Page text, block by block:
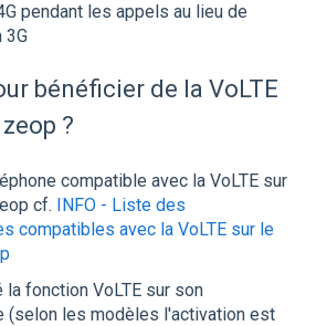
pendant les appels au lieu de
3G
bénéficier de la VoLTE
?
compatible avec la VoLTE sur
cf. INFO - Liste des
compatibles avec la VoLTE sur le
la fonction VoLTE sur son
(selon les modèles l'activation est